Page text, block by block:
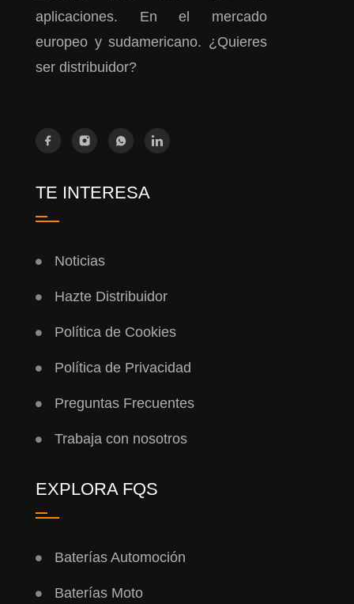
aplicaciones. En el mercado
europeo y sudamericano. ¿Quieres
ser distribuidor?
TE INTERESA
Noticias
Hazte Distribuidor
Política de Cookies
Política de Privacidad
Preguntas Frecuentes
Trabaja con nosotros
EXPLORA FQS
Baterías Automoción
Baterías Moto